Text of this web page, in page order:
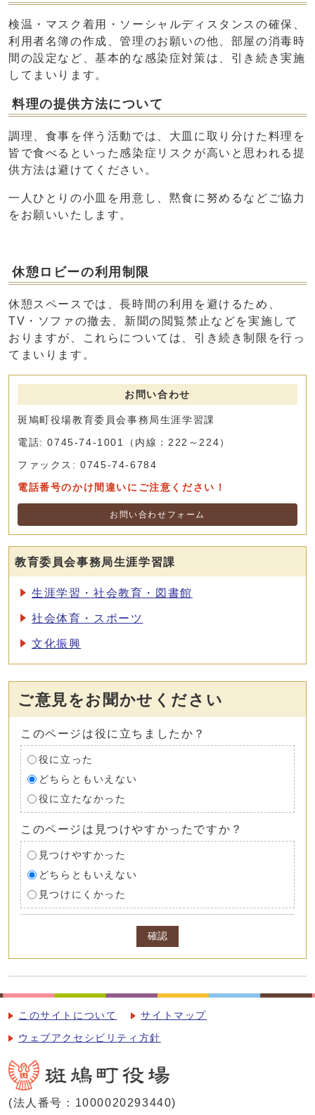
検温・マスク着用・ソーシャルディスタンスの確保、
利用者名簿の作成、管理のお願いの他、部屋の消毒時
間の設定など、基本的な感染症対策は、引き続き実施
してまいります。
料理の提供方法について
調理、食事を伴う活動では、大皿に取り分けた料理を
皆で食べるといった感染症リスクが高いと思われる提
供方法は避けてください。
一人ひとりの小皿を用意し、黙食に努めるなどご協力
をお願いいたします。
休憩ロビーの利用制限
休憩スペースでは、長時間の利用を避けるため、
TV・ソファの撤去、新聞の閲覧禁止などを実施して
おりますが、これらについては、引き続き制限を行っ
てまいります。
お問い合わせ
斑鳩町役場教育委員会事務局生涯学習課
電話: 0745-74-1001（内線：222～224）
ファックス: 0745-74-6784
電話番号のかけ間違いにご注意ください！
お問い合わせフォーム
教育委員会事務局生涯学習課
生涯学習・社会教育・図書館
社会体育・スポーツ
文化振興
ご意見をお聞かせください
このページは役に立ちましたか？
役に立った
どちらともいえない
役に立たなかった
このページは見つけやすかったですか？
見つけやすかった
どちらともいえない
見つけにくかった
確認
このサイトについて サイトマップ
ウェブアクセシビリティ方針
(法人番号：1000020293440)